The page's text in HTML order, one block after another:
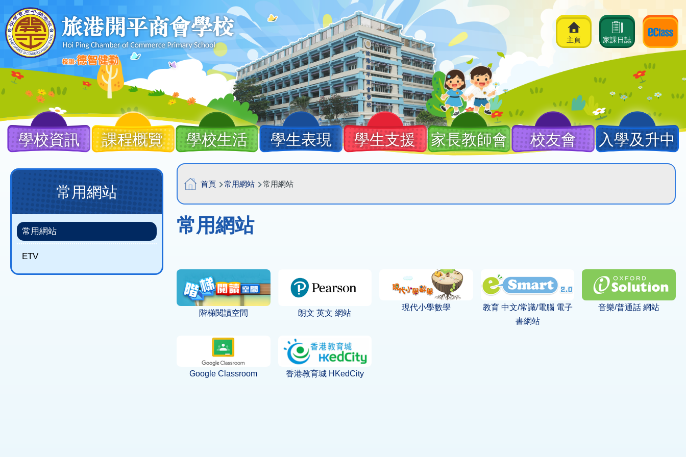
移至主內容
家課日誌
主頁
Main
navigation
學校資訊 課程概覽 學校生活 學生表現 學生支援 家長教師會 校友會 入學及升中
導
航
連
結
首頁 常用網站 常用網站
常用網站
階梯閱讀空間 朗文 英文 網站
現代小學數學
教育 中文/常識/電腦 電子
書網站
音樂/普通話 網站
Google Classroom 香港教育城 HKedCity
Main
navigation
(new)
常用網站
常用網站
ETV